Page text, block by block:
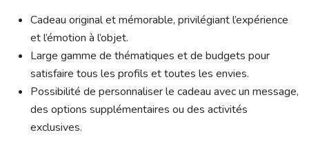
Cadeau original et mémorable, privilégiant l’expérience
et l’émotion à l’objet.
Large gamme de thématiques et de budgets pour
satisfaire tous les profils et toutes les envies.
Possibilité de personnaliser le cadeau avec un message,
des options supplémentaires ou des activités
exclusives.